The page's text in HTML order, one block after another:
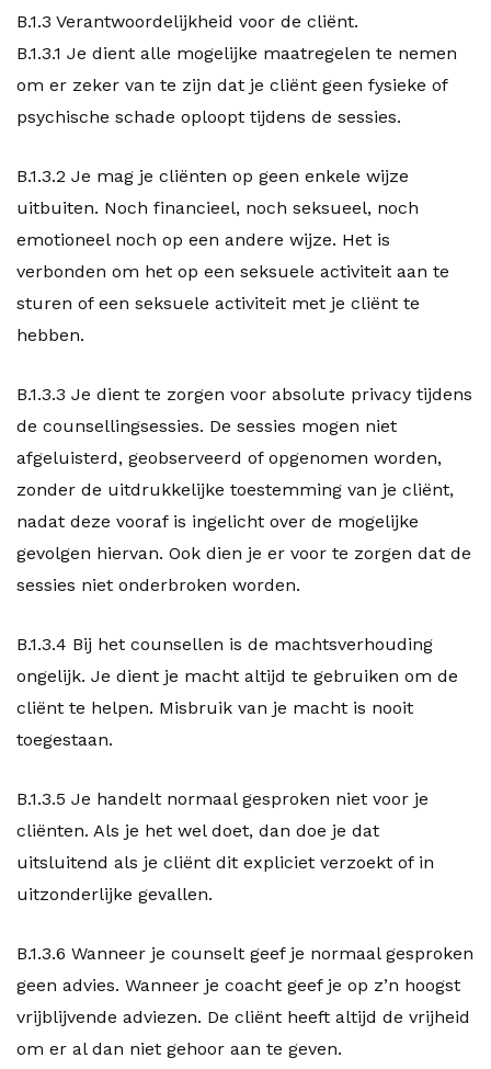
B.1.3 Verantwoordelijkheid voor de cliënt.
B.1.3.1 Je dient alle mogelijke maatregelen te nemen
om er zeker van te zijn dat je cliënt geen fysieke of
psychische schade oploopt tijdens de sessies.
B.1.3.2 Je mag je cliënten op geen enkele wijze
uitbuiten. Noch financieel, noch seksueel, noch
emotioneel noch op een andere wijze. Het is
verbonden om het op een seksuele activiteit aan te
sturen of een seksuele activiteit met je cliënt te
hebben.
B.1.3.3 Je dient te zorgen voor absolute privacy tijdens
de counsellingsessies. De sessies mogen niet
afgeluisterd, geobserveerd of opgenomen worden,
zonder de uitdrukkelijke toestemming van je cliënt,
nadat deze vooraf is ingelicht over de mogelijke
gevolgen hiervan. Ook dien je er voor te zorgen dat de
sessies niet onderbroken worden.
B.1.3.4 Bij het counsellen is de machtsverhouding
ongelijk. Je dient je macht altijd te gebruiken om de
cliënt te helpen. Misbruik van je macht is nooit
toegestaan.
B.1.3.5 Je handelt normaal gesproken niet voor je
cliënten. Als je het wel doet, dan doe je dat
uitsluitend als je cliënt dit expliciet verzoekt of in
uitzonderlijke gevallen.
B.1.3.6 Wanneer je counselt geef je normaal gesproken
geen advies. Wanneer je coacht geef je op z’n hoogst
vrijblijvende adviezen. De cliënt heeft altijd de vrijheid
om er al dan niet gehoor aan te geven.